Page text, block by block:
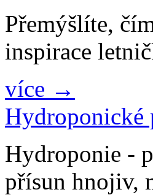
Přemýšlíte,
inspirace
více →
Hydroponické
Hydroponie -
přísun hnojiv,